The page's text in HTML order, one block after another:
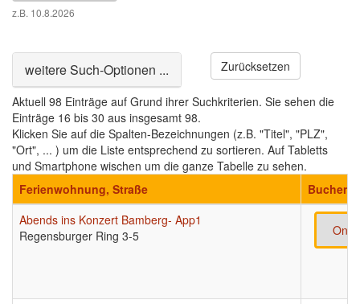
Datum
z.B. 10.8.2026
Ausblenden
weitere Such-Optionen ... Zurücksetzen
Aktuell 98 Einträge auf Grund ihrer Suchkriterien. Sie sehen die
Einträge 16 bis 30 aus insgesamt 98.
Klicken Sie auf die Spalten-Bezeichnungen (z.B. "Titel", "PLZ",
"Ort", ... ) um die Liste entsprechend zu sortieren. Auf Tabletts
und Smartphone wischen um die ganze Tabelle zu sehen.
Ferienwohnung, Straße
Buchen
Abends ins Konzert Bamberg- App1
Regensburger Ring 3-5